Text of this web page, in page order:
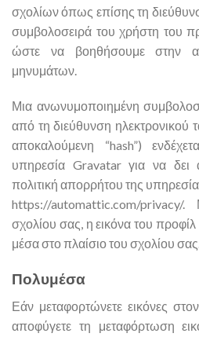
σχολίων όπως επίσης τη
συμβολοσειρά του χρήστη του
ώστε να βοηθήσουμε στην
μηνυμάτων.
Μια ανωνυμοποιημένη
από τη διεύθυνση ηλεκτρονικού
αποκαλούμενη “hash”)
υπηρεσία Gravatar για να δει
πολιτική απορρήτου της
https://automattic.com/privacy/
σχολίου σας, η εικόνα του προφίλ
μέσα στο πλαίσιο του σχολίου
Πολυμέσα
Εάν μεταφορτώνετε εικόνες
αποφύγετε τη μεταφόρτωση